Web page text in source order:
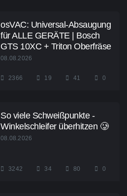
osVAC: Universal-Absaugung
für ALLE GERÄTE | Bosch
GTS 10XC + Triton Oberfräse
08.08.2026
2366 19 41 0
So viele Schweißpunkte -
Winkelschleifer überhitzen 🥲
08.08.2026
3242 34 80 0